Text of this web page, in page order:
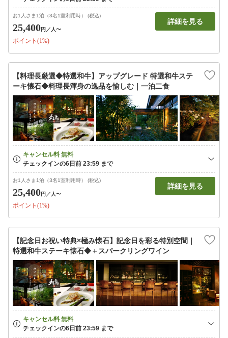
お1人さま1泊（3名1室利用時） (税込)
25,400円 ／人〜
ポイント(1%)
詳細を見る
【料理長厳選◆特選和牛】アップグレード 特選和牛ステ
ーキ懐石◆料理長渾身の逸品を愉しむ｜一泊二食
お1人さま1泊（3名1室利用時） (税込)
25,400円 ／人〜
ポイント(1%)
詳細を見る
【記念日お祝い特典×極み懐石】記念日を彩る特別空間｜
特選和牛ステーキ懐石◆＋スパークリングワイン